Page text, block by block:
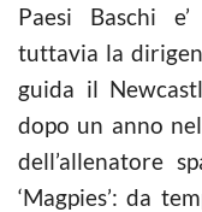
Paesi Baschi
tuttavia la
guida il
dopo un anno
dell’allenatore
‘Magpies’: da